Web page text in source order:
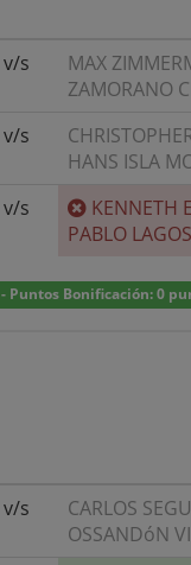
v/s MAX
ZAMORANO
v/s
HANS ISLA
v/s KENNETH
PABLO
- Puntos Bonificación: 0
v/s CARLOS
OSSANDóN